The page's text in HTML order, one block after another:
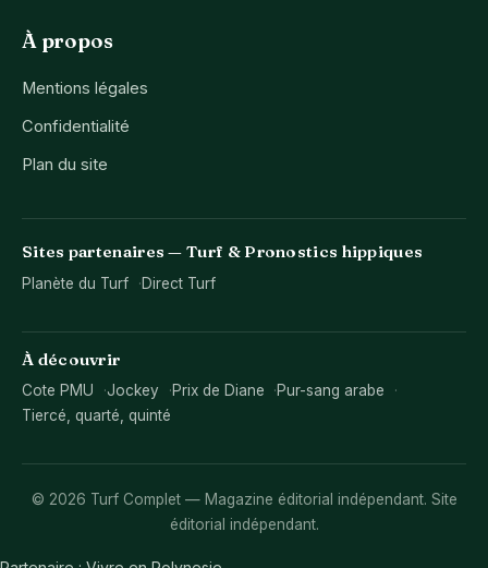
À propos
Mentions légales
Confidentialité
Plan du site
Sites partenaires — Turf & Pronostics hippiques
Planète du Turf Direct Turf
À découvrir
Cote PMU Jockey Prix de Diane
Pur-sang arabe
Tiercé, quarté, quinté
© 2026 Turf Complet — Magazine éditorial indépendant. Site
éditorial indépendant.